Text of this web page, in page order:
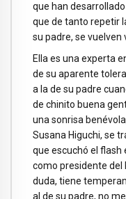
que han
que de tanto repetir
su padre, se vuelven
Ella es una experta
de su aparente
a la de su padre
de chinito buena
una sonrisa
Susana Higuchi, se
que escuchó el flash
como presidente del
duda, tiene
al de su padre, no